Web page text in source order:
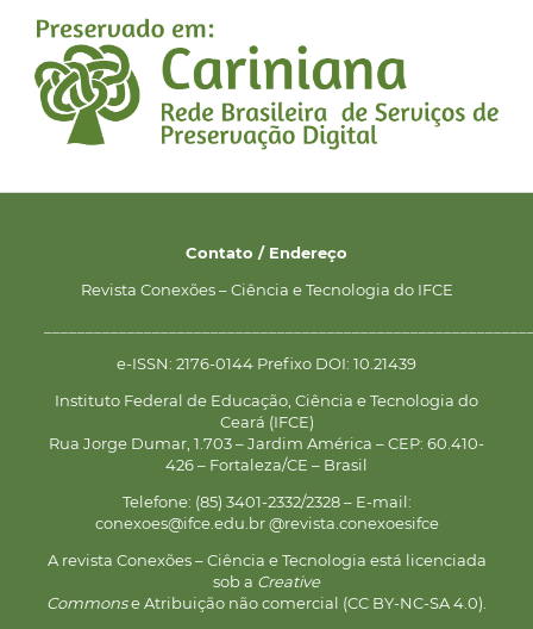
Contato / Endereço
Revista Conexões – Ciência e Tecnologia do IFCE
e-ISSN: 2176-0144 Prefixo DOI: 10.21439
Instituto Federal de Educação, Ciência e Tecnologia do
Ceará (IFCE)
Rua Jorge Dumar, 1.703 – Jardim América – CEP: 60.410-
426 – Fortaleza/CE – Brasil
Telefone: (85) 3401-2332/2328 – E-mail:
conexoes@ifce.edu.br @revista.conexoesifce
A revista Conexões – Ciência e Tecnologia está licenciada
sob a Creative
Commonse Atribuição não comercial (CC BY-NC-SA 4.0).